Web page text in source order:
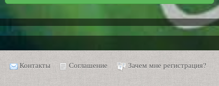
Контакты Соглашение Зачем мне регистрация?